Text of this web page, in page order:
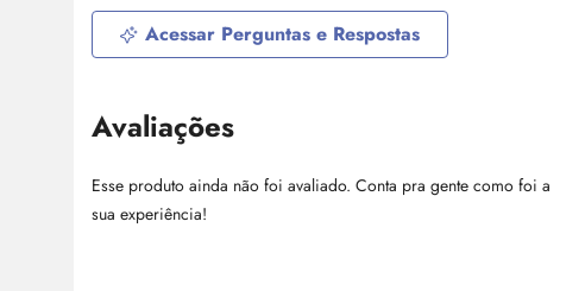
Acessar Perguntas e Respostas
Avaliações
Esse produto ainda não foi avaliado. Conta pra gente como foi a
sua experiência!